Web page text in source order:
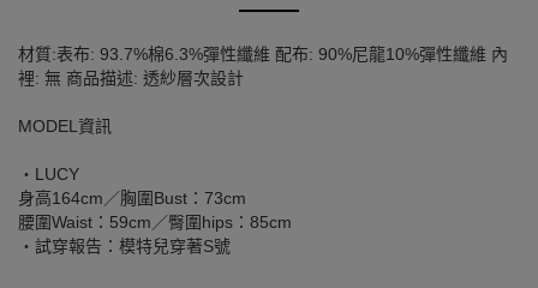
材質:表布: 93.7%棉6.3%彈性纖維 配布: 90%尼龍10%彈性纖維 內
裡: 無 商品描述: 透紗層次設計
MODEL資訊
‧LUCY
身高164cm／胸圍Bust：73cm
腰圍Waist：59cm／臀圍hips：85cm
‧試穿報告：模特兒穿著S號